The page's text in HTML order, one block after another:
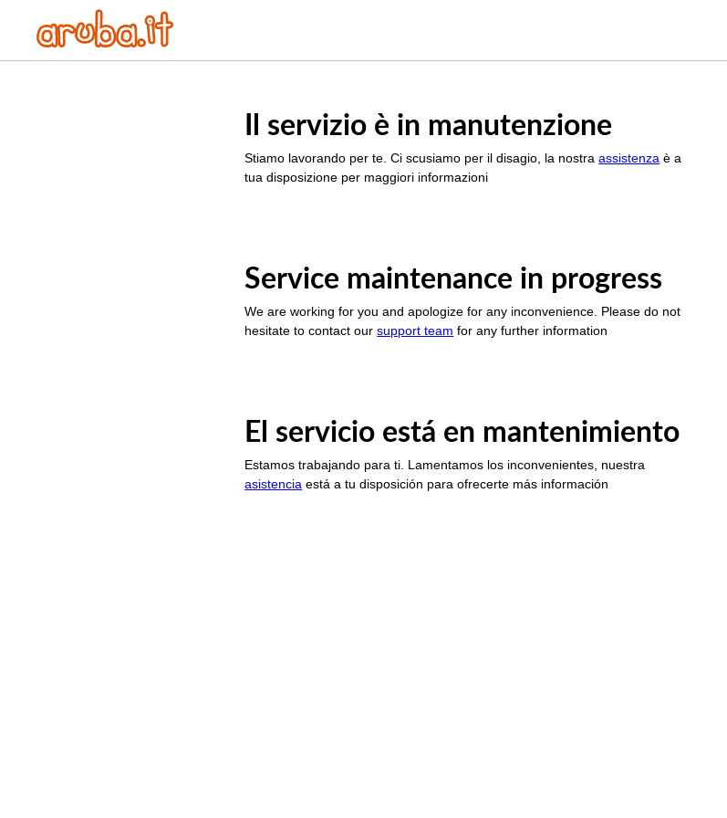
Il servizio è in manutenzione
Stiamo lavorando per te. Ci scusiamo per il disagio, la nostraassistenza è a
tua disposizione per maggiori informazioni
Service maintenance in progress
We are working for you and apologize for any inconvenience. Please do not
hesitate to contact oursupport team for any further information
El servicio está en mantenimiento
Estamos trabajando para ti. Lamentamos los inconvenientes, nuestra
asistencia está a tu disposición para ofrecerte más información